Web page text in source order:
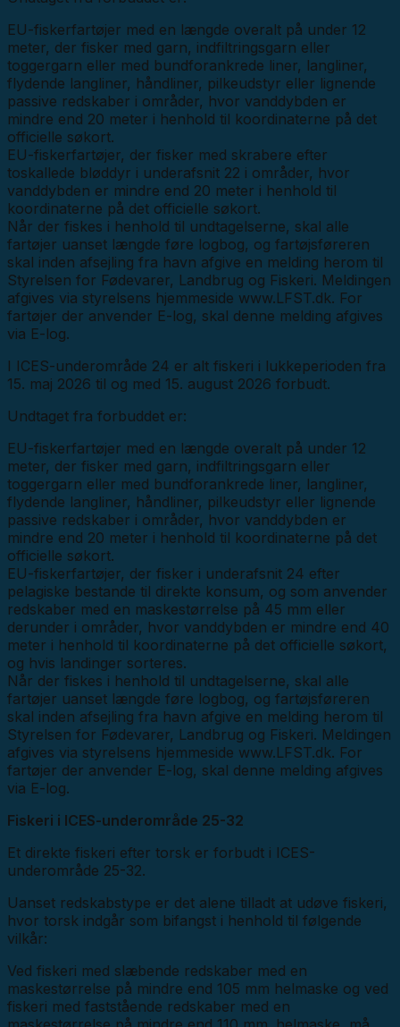
EU-fiskerfartøjer med en længde overalt på under 12
meter, der fisker med garn, indfiltringsgarn eller
toggergarn eller med bundforankrede liner, langliner,
flydende langliner, håndliner, pilkeudstyr eller lignende
passive redskaber i områder, hvor vanddybden er
mindre end 20 meter i henhold til koordinaterne på det
officielle søkort.
EU-fiskerfartøjer, der fisker med skrabere efter
toskallede bløddyr i underafsnit 22 i områder, hvor
vanddybden er mindre end 20 meter i henhold til
koordinaterne på det officielle søkort.
Når der fiskes i henhold til undtagelserne, skal alle
fartøjer uanset længde føre logbog, og fartøjsføreren
skal inden afsejling fra havn afgive en melding herom til
Styrelsen for Fødevarer, Landbrug og Fiskeri. Meldingen
afgives via styrelsens hjemmeside www.LFST.dk. For
fartøjer der anvender E-log, skal denne melding afgives
via E-log.
I ICES-underområde 24 er alt fiskeri i lukkeperioden fra
15. maj 2026 til og med 15. august 2026 forbudt.
Undtaget fra forbuddet er:
EU-fiskerfartøjer med en længde overalt på under 12
meter, der fisker med garn, indfiltringsgarn eller
toggergarn eller med bundforankrede liner, langliner,
flydende langliner, håndliner, pilkeudstyr eller lignende
passive redskaber i områder, hvor vanddybden er
mindre end 20 meter i henhold til koordinaterne på det
officielle søkort.
EU-fiskerfartøjer, der fisker i underafsnit 24 efter
pelagiske bestande til direkte konsum, og som anvender
redskaber med en maskestørrelse på 45 mm eller
derunder i områder, hvor vanddybden er mindre end 40
meter i henhold til koordinaterne på det officielle søkort,
og hvis landinger sorteres.
Når der fiskes i henhold til undtagelserne, skal alle
fartøjer uanset længde føre logbog, og fartøjsføreren
skal inden afsejling fra havn afgive en melding herom til
Styrelsen for Fødevarer, Landbrug og Fiskeri. Meldingen
afgives via styrelsens hjemmeside www.LFST.dk. For
fartøjer der anvender E-log, skal denne melding afgives
via E-log.
Fiskeri i ICES-underområde 25-32
Et direkte fiskeri efter torsk er forbudt i ICES-
underområde 25-32.
Uanset redskabstype er det alene tilladt at udøve fiskeri,
hvor torsk indgår som bifangst i henhold til følgende
vilkår:
Ved fiskeri med slæbende redskaber med en
maskestørrelse på mindre end 105 mm helmaske og ved
fiskeri med faststående redskaber med en